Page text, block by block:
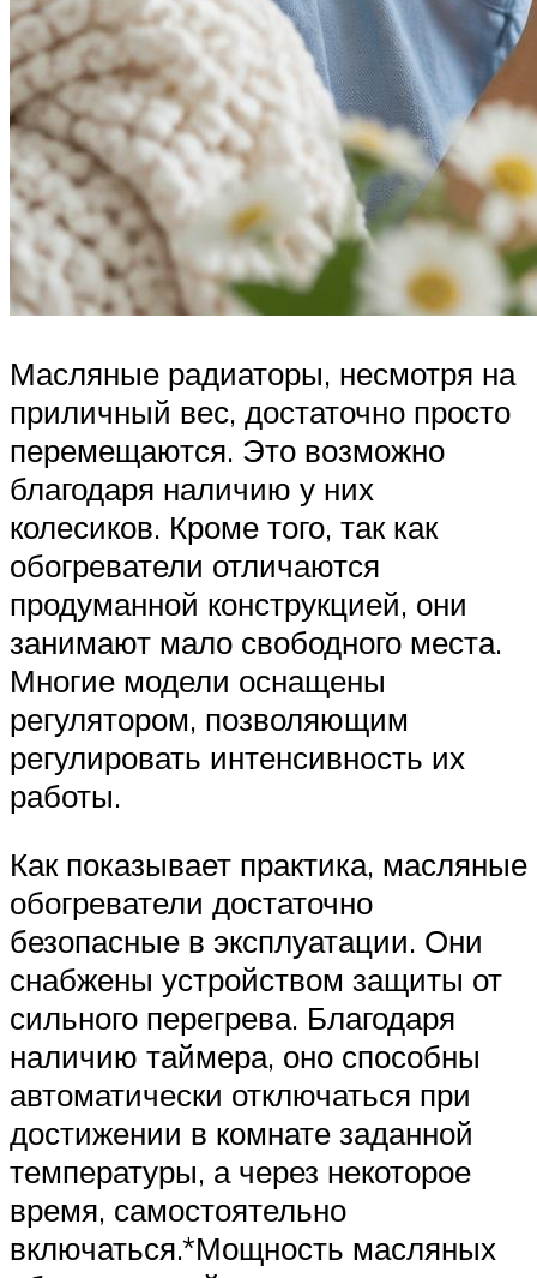
Масляные радиаторы, несмотря на
приличный вес, достаточно просто
перемещаются. Это возможно
благодаря наличию у них
колесиков. Кроме того, так как
обогреватели отличаются
продуманной конструкцией, они
занимают мало свободного места.
Многие модели оснащены
регулятором, позволяющим
регулировать интенсивность их
работы.
Как показывает практика, масляные
обогреватели достаточно
безопасные в эксплуатации. Они
снабжены устройством защиты от
сильного перегрева. Благодаря
наличию таймера, оно способны
автоматически отключаться при
достижении в комнате заданной
температуры, а через некоторое
время, самостоятельно
включаться.*Мощность масляных